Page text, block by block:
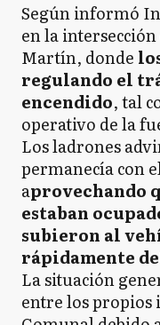
Según informó
en la
Martín, donde
regulando el
encendido, tal
operativo de la
Los ladrones
permanecía con
aprovechando
estaban
subieron al
rápidamente
La situación
entre los propios